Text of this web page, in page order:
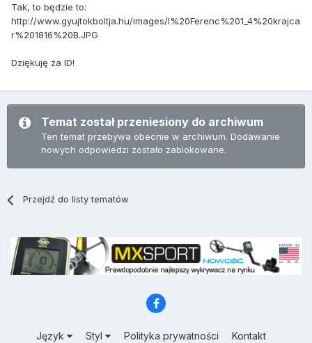
Tak, to będzie to:
http://www.gyujtokboltja.hu/images/I%20Ferenc%201_4%20krajca
r%201816%20B.JPG
Dziękuję za ID!
Temat został przeniesiony do archiwum
Ten temat przebywa obecnie w archiwum. Dodawanie
nowych odpowiedzi zostało zablokowane.
Przejdź do listy tematów
Język Styl Polityka prywatności Kontakt